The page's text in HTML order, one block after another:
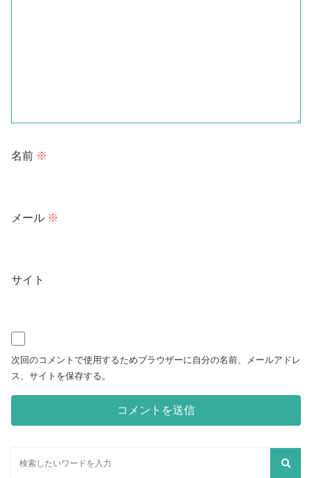
名前 ※
メール ※
サイト
次回のコメントで使用するためブラウザーに自分の名前、メールアドレ
ス、サイトを保存する。